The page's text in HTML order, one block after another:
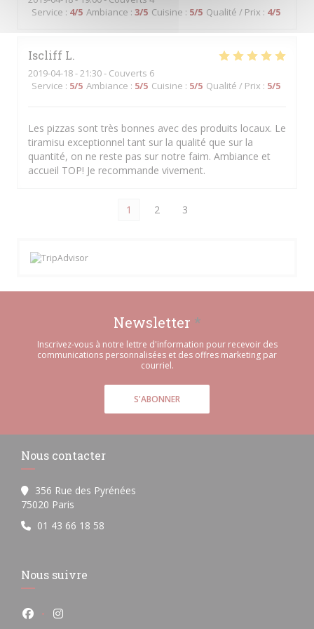
Service : 4/5 Ambiance : 3/5 Cuisine : 5/5 Qualité / Prix : 4/5
Iscliff L
2019-04-18- 21:30 - Couverts 6
Service : 5/5 Ambiance : 5/5 Cuisine : 5/5 Qualité / Prix : 5/5
Les pizzas sont très bonnes avec des produits locaux. Le
tiramisu exceptionnel tant sur la qualité que sur la
quantité, on ne reste pas sur notre faim. Ambiance et
accueil TOP! Je recommande vivement.
1 2 3
Newsletter *
Inscrivez-vous à notre lettre d'information pour recevoir des
communications personnalisées et des offres marketing par
courriel.
S'ABONNER
Nous contacter
356 Rue des Pyrénées
75020 Paris
01 43 66 18 58
Nous suivre
Facebook ((ouvre une nouvelle fenêtre))
Instagram ((ouvre une nouvelle fenêtre))